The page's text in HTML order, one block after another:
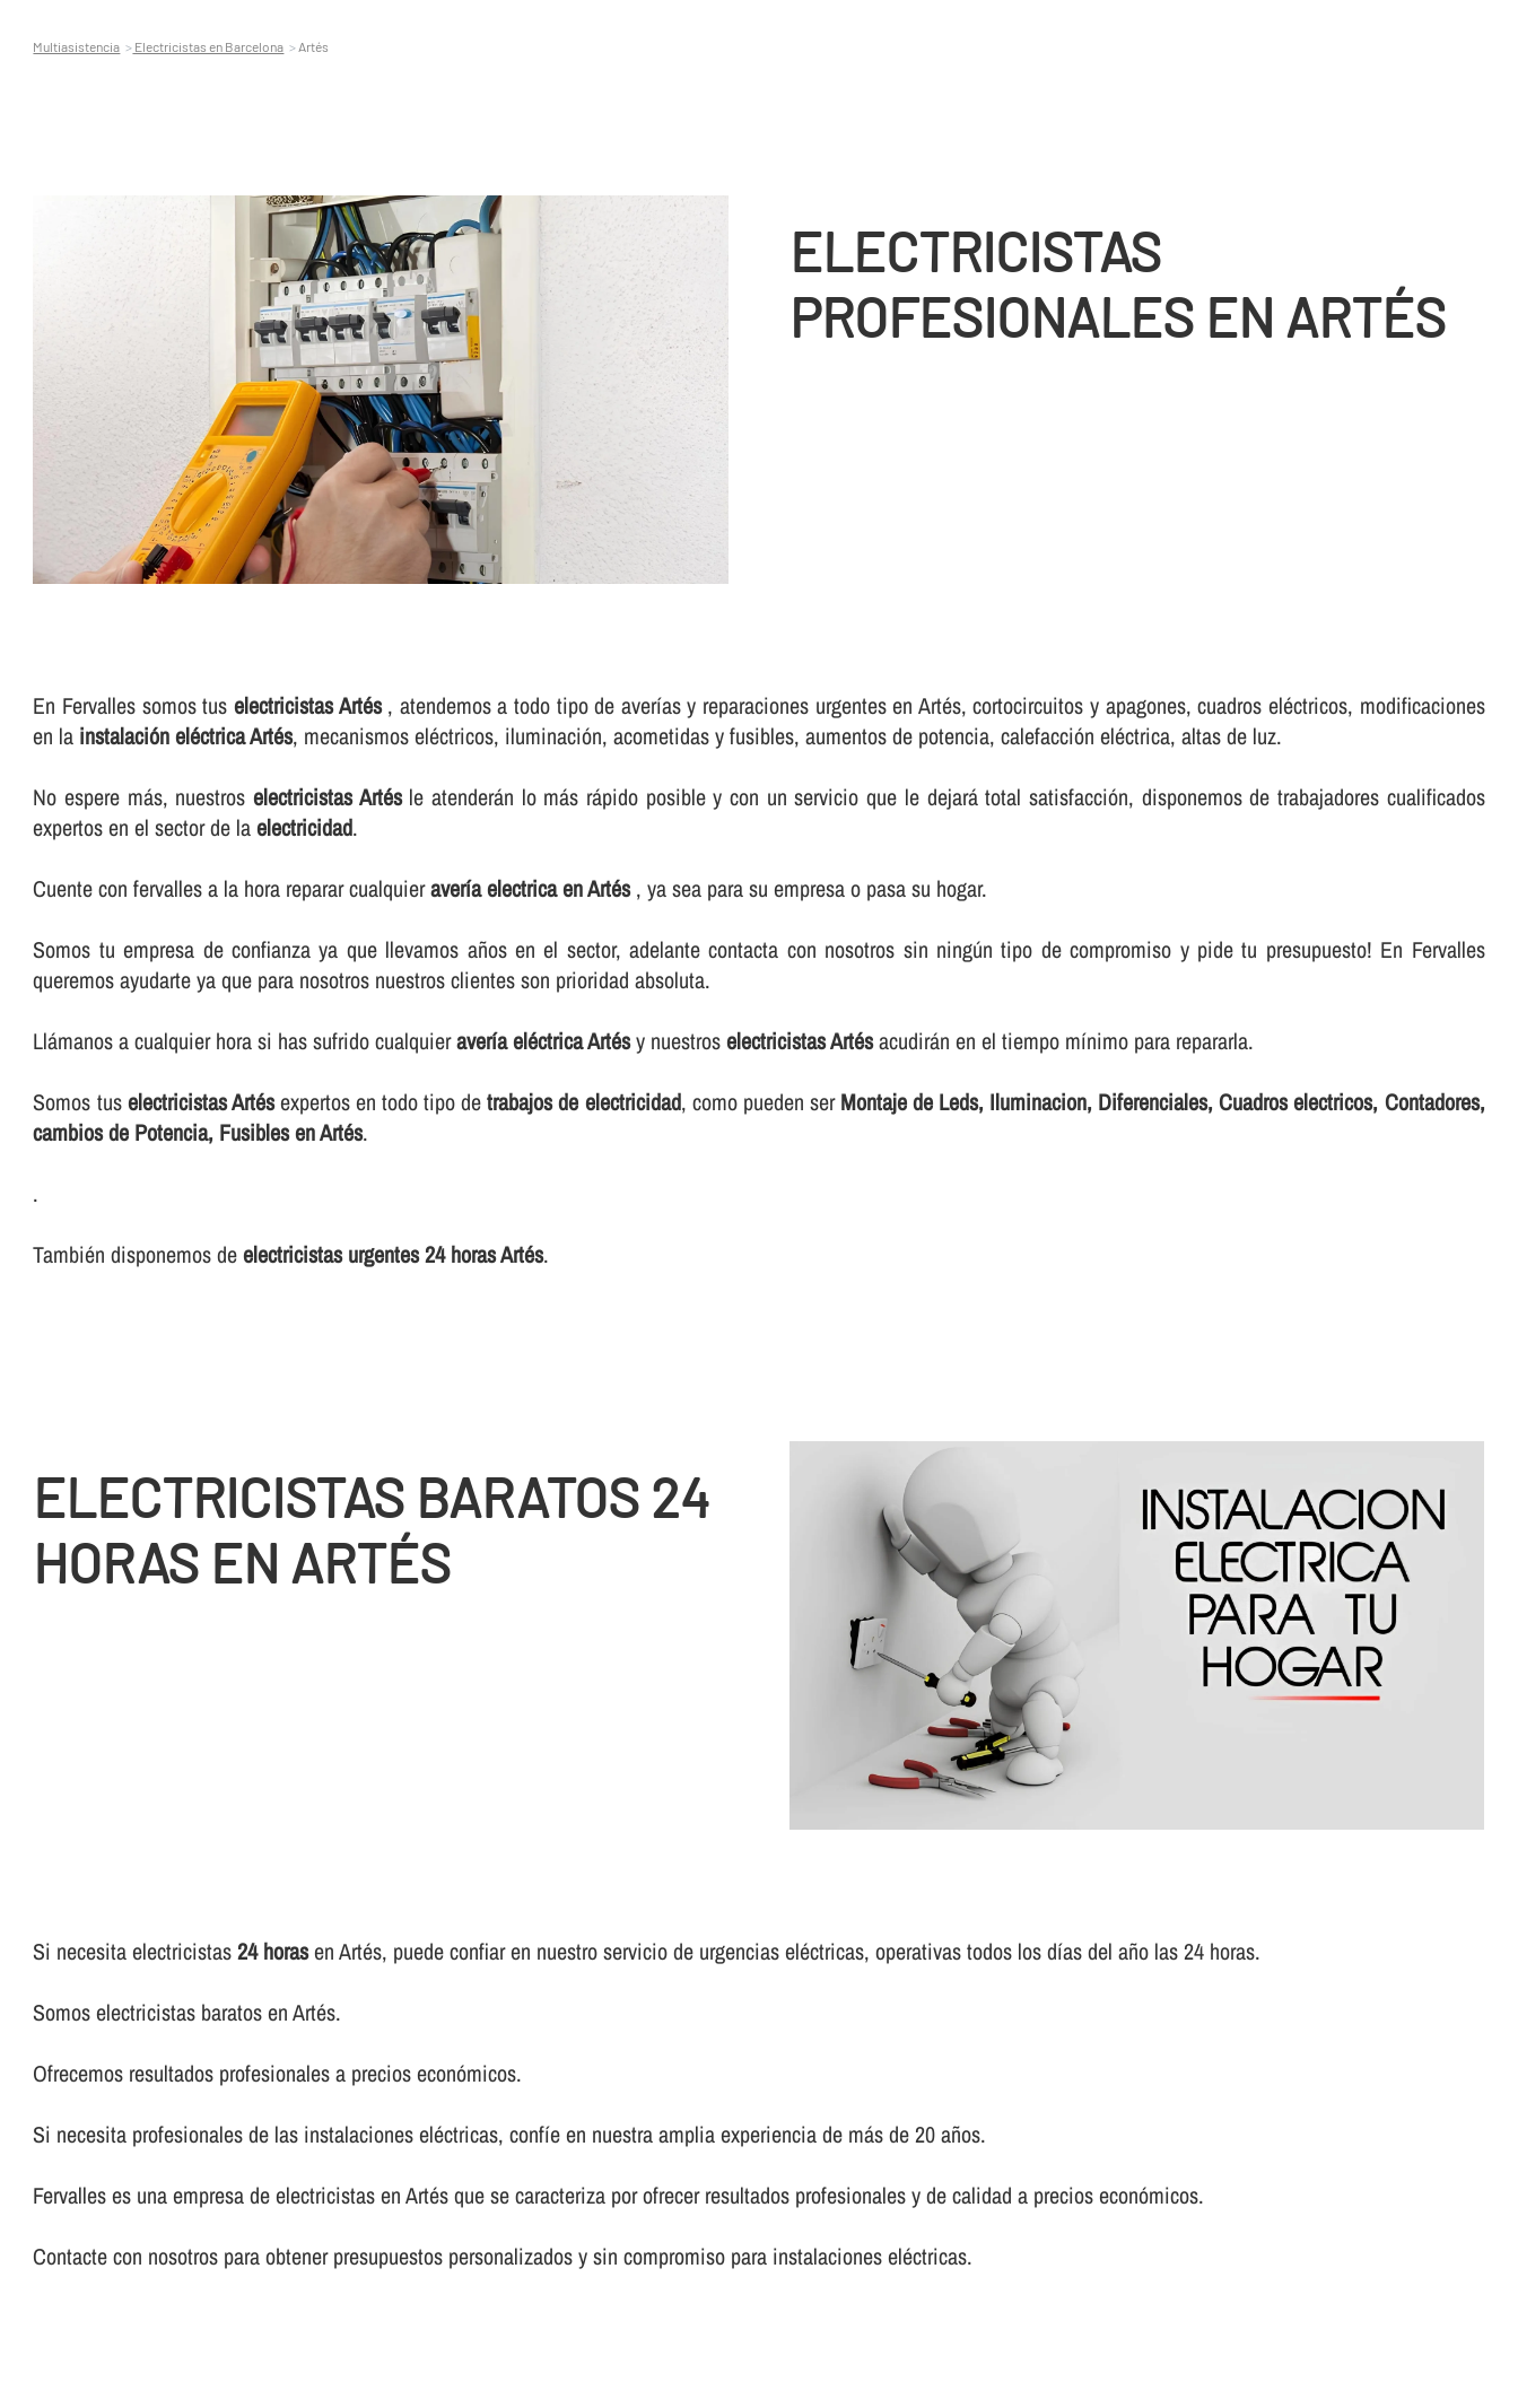
Multiasistencia Electricistas en Barcelona Artés
ELECTRICISTAS
PROFESIONALES EN ARTÉS
En Fervalles somos tus electricistas Artés, atendemos a todo tipo de averí­as y reparaciones urgentes en Artés, cortocircuitos y apagones, cuadros eléctricos, modificaciones
en la instalación eléctrica Artés, mecanismos eléctricos, iluminación, acometidas y fusibles, aumentos de potencia, calefacción eléctrica, altas de luz.
No espere más, nuestroselectricistas Artésle atenderán lo más rápido posible y con un servicio que le dejará total satisfacción, disponemos de trabajadores cualificados
expertos en el sector de laelectricidad.
Cuente con fervalles a la hora reparar cualquieraverí­a electrica en Artés, ya sea para su empresa o pasa su hogar.
Somos tu empresa de confianza ya que llevamos años en el sector, adelante contacta con nosotros sin ningún tipo de compromiso y pide tu presupuesto! En Fervalles
queremos ayudarte ya que para nosotros nuestros clientes son prioridad absoluta.
Llámanos a cualquier hora si has sufrido cualquieraverí­a eléctrica Artésy nuestroselectricistas Artésacudirán en el tiempo mí­nimo para repararla.
Somos tuselectricistas Artésexpertos en todo tipo detrabajos de electricidad, como pueden serMontaje de Leds, Iluminacion, Diferenciales, Cuadros electricos, Contadores,
cambios de Potencia, Fusibles en Artés.
.
También disponemos deelectricistas urgentes 24 horas Artés.
ELECTRICISTAS BARATOS 24
HORAS EN ARTÉS
Si necesita electricistas24 horasen Artés, puede confiar en nuestro servicio de urgencias eléctricas, operativas todos los dí­as del año las 24 horas.
Somos electricistas baratos en Artés.
Ofrecemos resultados profesionales a precios económicos.
Si necesita profesionales de las instalaciones eléctricas, confí­e en nuestra amplia experiencia de más de 20 años.
Fervalles es una empresa de electricistas en Artés que se caracteriza por ofrecer resultados profesionales y de calidad a precios económicos.
Contacte con nosotros para obtener presupuestos personalizados y sin compromiso para instalaciones eléctricas.